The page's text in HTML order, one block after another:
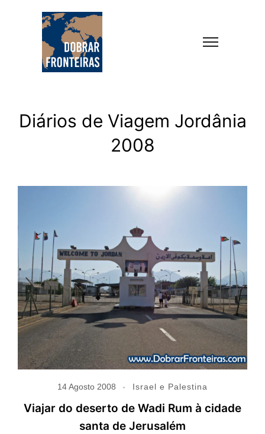
Diários de Viagem Jordânia
2008
14 Agosto 2008 Israel e Palestina
Viajar do deserto de Wadi Rum à cidade
santa de Jerusalém